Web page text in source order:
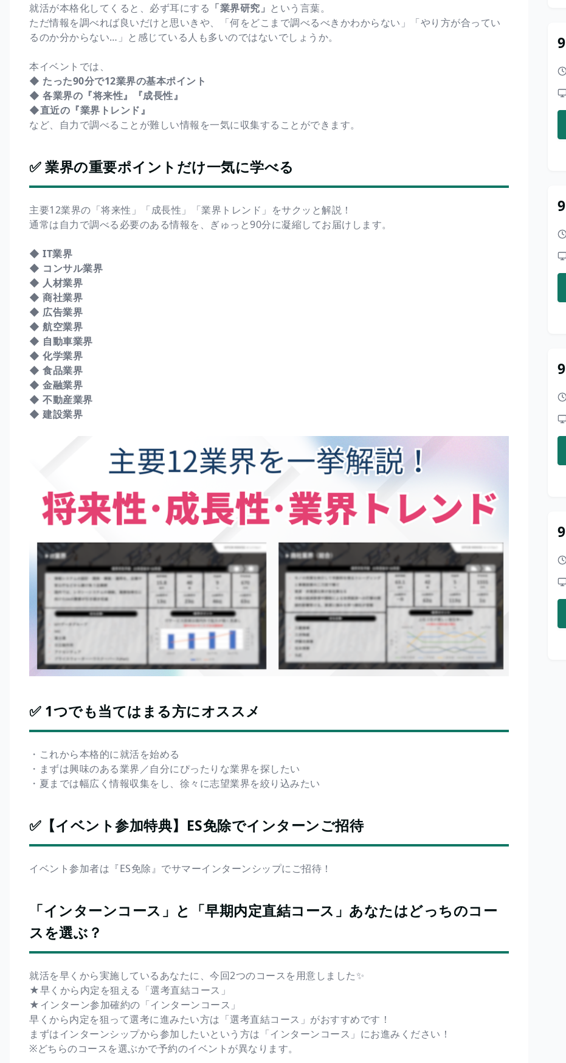
就活が本格化してくると、必ず耳にする 「業界研究」 という言葉。
ただ情報を調べれば良いだけと思いきや、「何をどこまで調べるべきかわからない」「やり方が合ってい
るのか分からない…」と感じている人も多いのではないでしょうか。
本イベントでは、
◆ たった90分で12業界の基本ポイント
◆ 各業界の『将来性』『成長性』
◆直近の『業界トレンド』
など、自力で調べることが難しい情報を一気に収集することができます。
✅ 業界の重要ポイントだけ一気に学べる
主要12業界の「将来性」「成長性」「業界トレンド」をサクッと解説！
通常は自力で調べる必要のある情報を、ぎゅっと90分に凝縮してお届けします。
◆ IT業界
◆ コンサル業界
◆ 人材業界
◆ 商社業界
◆ 広告業界
◆ 航空業界
◆ 自動車業界
◆ 化学業界
◆ 食品業界
◆ 金融業界
◆ 不動産業界
◆ 建設業界
✅ 1つでも当てはまる方にオススメ
・これから本格的に就活を始める
・まずは興味のある業界／自分にぴったりな業界を探したい
・夏までは幅広く情報収集をし、徐々に志望業界を絞り込みたい
✅【イベント参加特典】ES免除でインターンご招待
イベント参加者は『ES免除』でサマーインターンシップにご招待！
「インターンコース」と「早期内定直結コース」あなたはどっちのコー
スを選ぶ？
就活を早くから実施しているあなたに、今回2つのコースを用意しました✨
★早くから内定を狙える「選考直結コース」
★インターン参加確約の「インターンコース」
早くから内定を狙って選考に進みたい方は「選考直結コース」がおすすめです！
まずはインターンシップから参加したいという方は「インターンコース」にお進みください！
※どちらのコースを選ぶかで予約のイベントが異なります。
9
9
9
9